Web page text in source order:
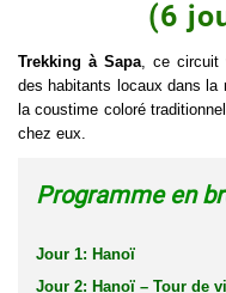
(6
Trekking à Sapa , ce
des habitants locaux dans la
la coustime coloré
chez eux.
Programme en
Jour 1: Hanoï
Jour 2: Hanoï – Tour de